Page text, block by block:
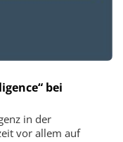
bei
in der
vor allem auf